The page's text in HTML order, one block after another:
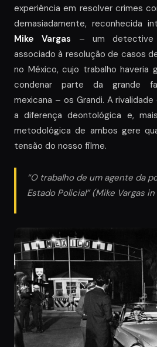
experiência em resolver crimes
demasiadamente, reconhecida
Mike Vargas – um detective
associado à resolução de casos
no México, cujo trabalho haveria
condenar parte da grande
mexicana – os Grandi. A
a diferença deontológica e,
metodológica de ambos gere
tensão do nosso filme.
“O trabalho de um agente da
Estado Policial” (Mike Vargas in